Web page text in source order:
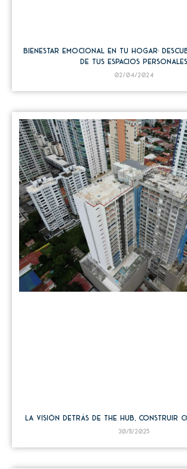
Bienestar emocional en tu hogar:
de tus espacios personales
02/04/2024
La visión detrás de The HUB, construir
30/11/2025